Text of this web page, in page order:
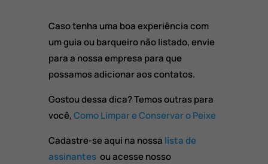
Caso tenha uma boa experiência com
um guia ou barqueiro não listado, envie
para a nossa empresa para que
possamos adicionar aos contatos.
Gostou dessa dica? Temos outras para
você,Como Limpar e Conservar o Peixe
Cadastre-se aqui na nossa lista de
assinantesou acesse nosso